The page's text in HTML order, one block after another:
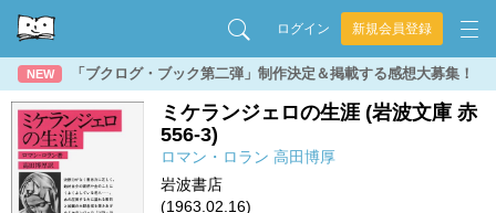
ログイン 新規会員登録
NEW 「ブクログ・ブック第二弾」制作決定＆掲載する感想大募集！
ミケランジェロの生涯 (岩波文庫 赤
556-3)
ロマン・ロラン 高田博厚
岩波書店
(1963.02.16)